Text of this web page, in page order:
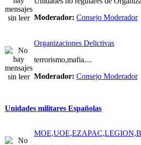
Moderador: Consejo Moderador
Organizaciones Delictivas
terrorismo,mafia....
Moderador: Consejo Moderador
Unidades militares Españolas